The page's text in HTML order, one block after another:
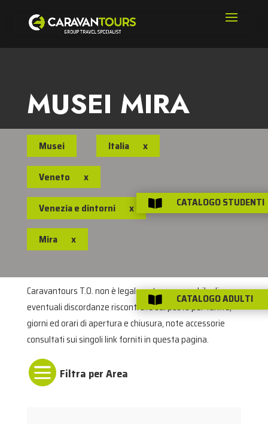
MUSEI MIRA
Musei Italia x
Veneto x
Venezia e dintorni x
Mira x
Caravantours T.O. non è legalmente responsabile di
eventuali discordanze riscontrate sul posto per tariffe,
giorni ed orari di apertura e chiusura, note accessorie
consultati sui singoli link forniti in questa pagina.

 CATALOGO STUDENTI
 CATALOGO ADULTI